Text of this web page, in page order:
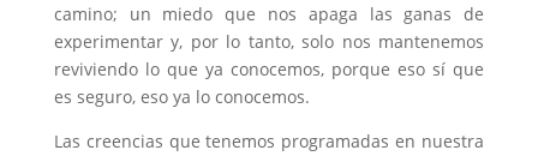
camino; un miedo que nos apaga las ganas de
experimentar y, por lo tanto, solo nos mantenemos
reviviendo lo que ya conocemos, porque eso sí que
es seguro, eso ya lo conocemos.
Las creencias que tenemos programadas en nuestra